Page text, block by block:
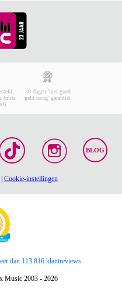
(mits
30 dagen 'niet goed
geld terug' garantie!
BLOG
Cookie-instellingen
dan 113.816 klantreviews
Music 2003 - 2026